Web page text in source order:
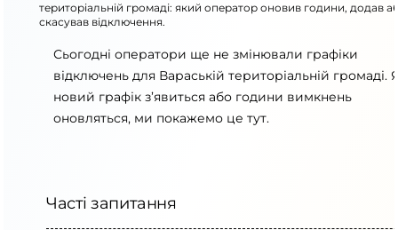
територіальній громаді: який оператор оновив години, додав
скасував відключення.
Сьогодні оператори ще не змінювали графіки
відключень для Вараській територіальній громаді.
новий графік з’явиться або години вимкнень
оновляться, ми покажемо це тут.
Часті запитання